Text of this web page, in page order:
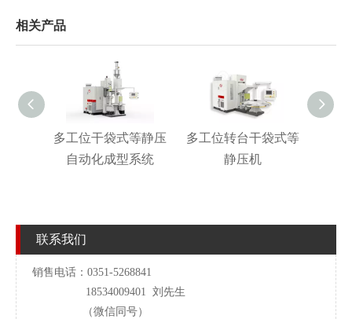
相关产品
多工位干袋式等静压
自动化成型系统
多工位转台干袋式等
静压机
联系我们
销售电话：0351-5268841
18534009401 刘先生
（微信同号）